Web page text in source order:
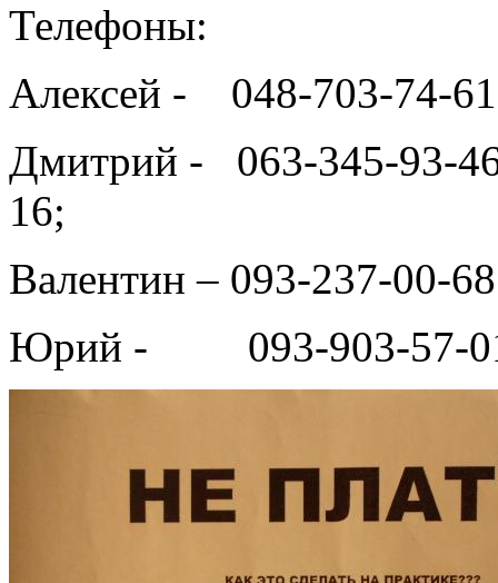
Телефоны:
Алексей - 048-703-74-
Дмитрий - 063-345-93-
16;
Валентин – 093-237-00-
Юрий - 093-903-57-